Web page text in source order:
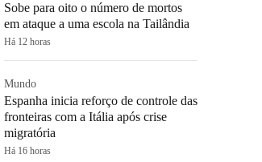
Sobe para oito o número de mortos
em ataque a uma escola na Tailândia
Há 12 horas
Mundo
Espanha inicia reforço de controle das
fronteiras com a Itália após crise
migratória
Há 16 horas